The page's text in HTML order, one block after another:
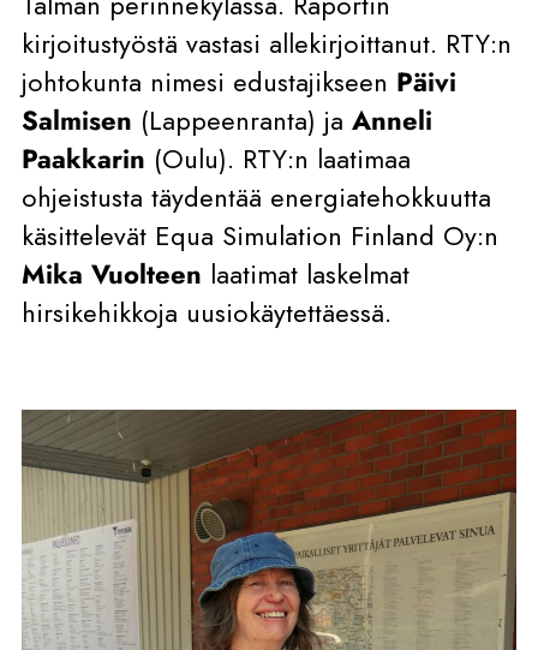
kirjoitustyöstä vastasi allekirjoittanut. RTY:n
johtokunta nimesi edustajikseen Päivi
Salmisen (Lappeenranta) ja Anneli
Paakkarin (Oulu). RTY:n laatimaa
ohjeistusta täydentää energiatehokkuutta
käsittelevät Equa Simulation Finland Oy:n
Mika Vuolteen laatimat laskelmat
hirsikehikkoja uusiokäytettäessä.